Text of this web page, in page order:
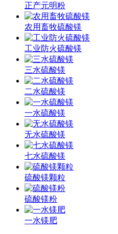
正产元明粉
农用畜牧硫酸镁
工业防火硫酸镁
三水硫酸镁
二水硫酸镁
一水硫酸镁
无水硫酸镁
七水硫酸镁
硫酸镁颗粒
硫酸镁粉
一水镁肥